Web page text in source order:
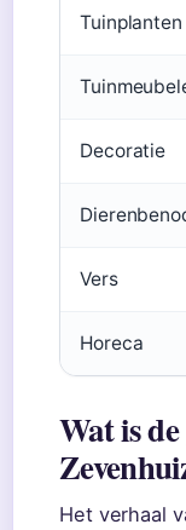
Tuinplanten
Decoratie
Vers
Horeca
Wat is
Het verhaal